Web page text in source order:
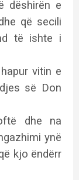
dëshirën e
që secili
të ishte i
vitin e
së Don
dhe na
ynë
kjo ëndërr